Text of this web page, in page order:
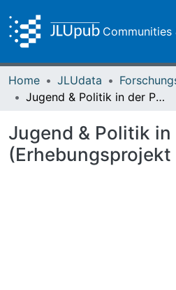
Home JLUdata
Jugend & Politik in der Pandemie (Erhebungsprojekt 2021)
Jugend & Politik in
(Erhebungsprojekt